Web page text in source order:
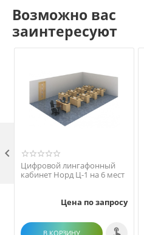
Возможно вас
заинтересуют
Цифровой лингафонный
кабинет Норд Ц-1 на 6 мест
Цена по запросу
В КОРЗИНУ
